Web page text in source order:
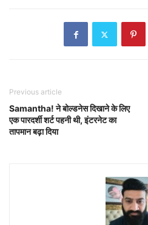
Previous article
Samantha! ने बोल्डनेस दिखाने के लिए
एक पारदर्शी शर्ट पहनी थी, इंटरनेट का
तापमान बढ़ा दिया